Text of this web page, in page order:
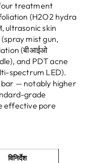
treatment
(H2O2 hydra
ultrasonic skin
(spray mist gun,
(बीआईओ
), and PDT acne
spectrum LED).
bar — notably higher
grade
effective pore
विनिर्देश